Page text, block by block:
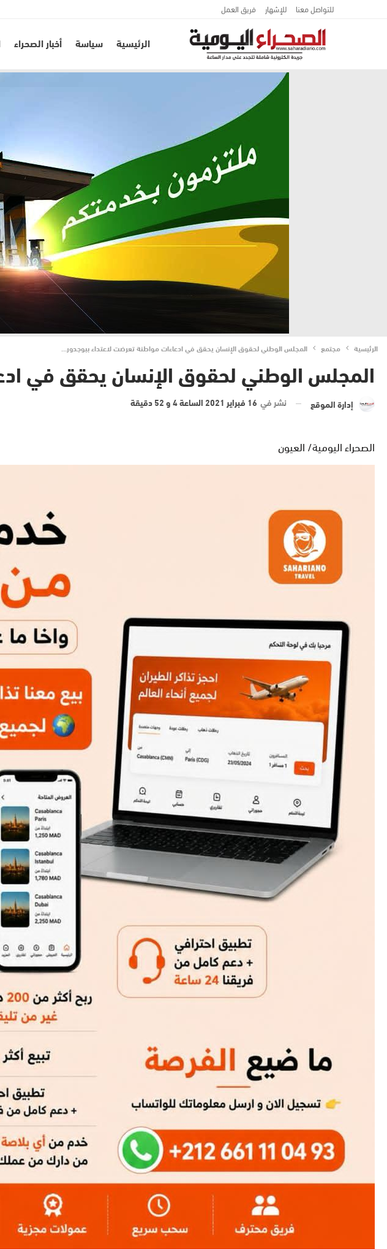
للتواصل معنا للإشهار فريق العمل
الرئيسية سياسة أخبار الصحراء
الرئيسية مجتمع المجلس الوطني لحقوق الإنسان يحقق في ادعاءات مواطنة تعرضت لاعتداء ببوجدور…
المجلس الوطني لحقوق الإنسان يحقق في
إدارة الموقع نشر في 16 فبراير 2021 الساعة 4 و 52 دقيقة
الصحراء اليومية/ العيون